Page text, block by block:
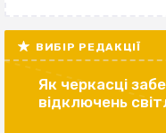
ВИБІР РЕДАКЦІЇ
Як черкасці
відключень